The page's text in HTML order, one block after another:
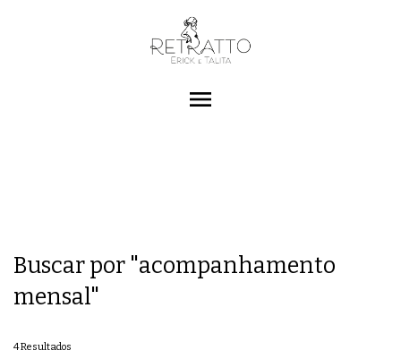
menu
Buscar por "acompanhamento
mensal"
4Resultados